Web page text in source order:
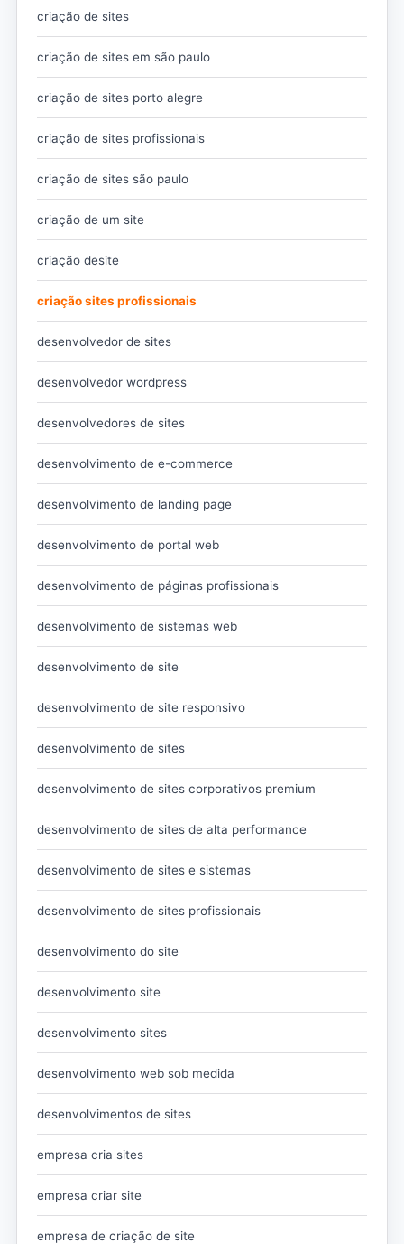
criação de sites
criação de sites em são paulo
criação de sites porto alegre
criação de sites profissionais
criação de sites são paulo
criação de um site
criação desite
criação sites profissionais
desenvolvedor de sites
desenvolvedor wordpress
desenvolvedores de sites
desenvolvimento de e-commerce
desenvolvimento de landing page
desenvolvimento de portal web
desenvolvimento de páginas profissionais
desenvolvimento de sistemas web
desenvolvimento de site
desenvolvimento de site responsivo
desenvolvimento de sites
desenvolvimento de sites corporativos premium
desenvolvimento de sites de alta performance
desenvolvimento de sites e sistemas
desenvolvimento de sites profissionais
desenvolvimento do site
desenvolvimento site
desenvolvimento sites
desenvolvimento web sob medida
desenvolvimentos de sites
empresa cria sites
empresa criar site
empresa de criação de site